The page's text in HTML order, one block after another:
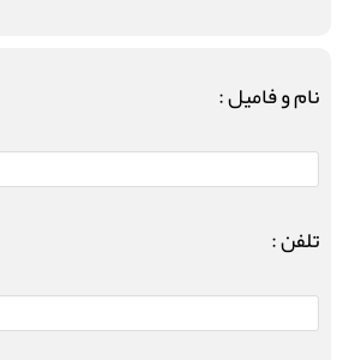
نام و فامیل :
تلفن :